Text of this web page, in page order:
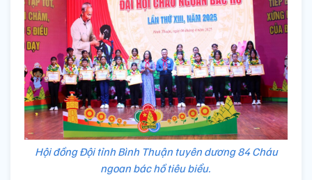
Hội đồng Đội tỉnh Bình Thuận tuyên dương 84 Cháu
ngoan bác hồ tiêu biểu.